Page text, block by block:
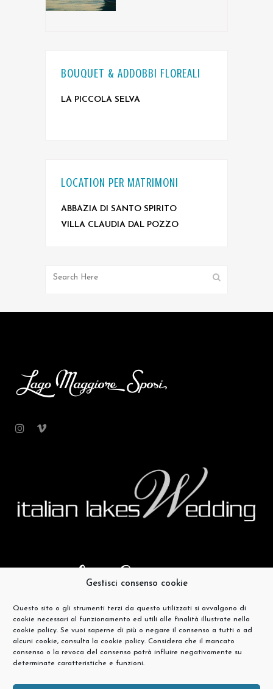
Gestisci consenso cookie
Questo sito o gli strumenti terzi da questo utilizzati si avvalgono di
cookie necessari al funzionamento ed utili alle finalità illustrate nella
cookie policy. Se vuoi saperne di più o negare il consenso a tutti o ad
alcuni cookie, consulta la cookie policy. Considera che il mancato
consenso o la revoca del consenso potrà influire negativamente su
determinate caratteristiche e funzioni.
BOUQUET & ADDOBBI FLOREALI
LA PICCOLA SELVA
LOCATION PER MATRIMONI
ABBAZIA DI SANTO SPIRITO
VILLA CLAUDIA DAL POZZO